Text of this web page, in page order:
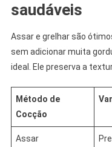
saudáveis
Assar e grelhar são
sem adicionar muita
ideal. Ele preserva a
Método de
Cocção
Assar